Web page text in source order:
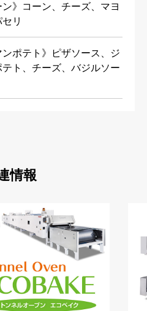
ン》コーン、チーズ、マヨ
リ
ンポテト》ピザソース、ジ
テト、チーズ、バジルソー
情報